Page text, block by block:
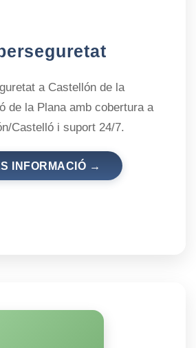
a Castellón de la
de la Plana amb cobertura a
Castelló i suport 24/7.
INFORMACIÓ →